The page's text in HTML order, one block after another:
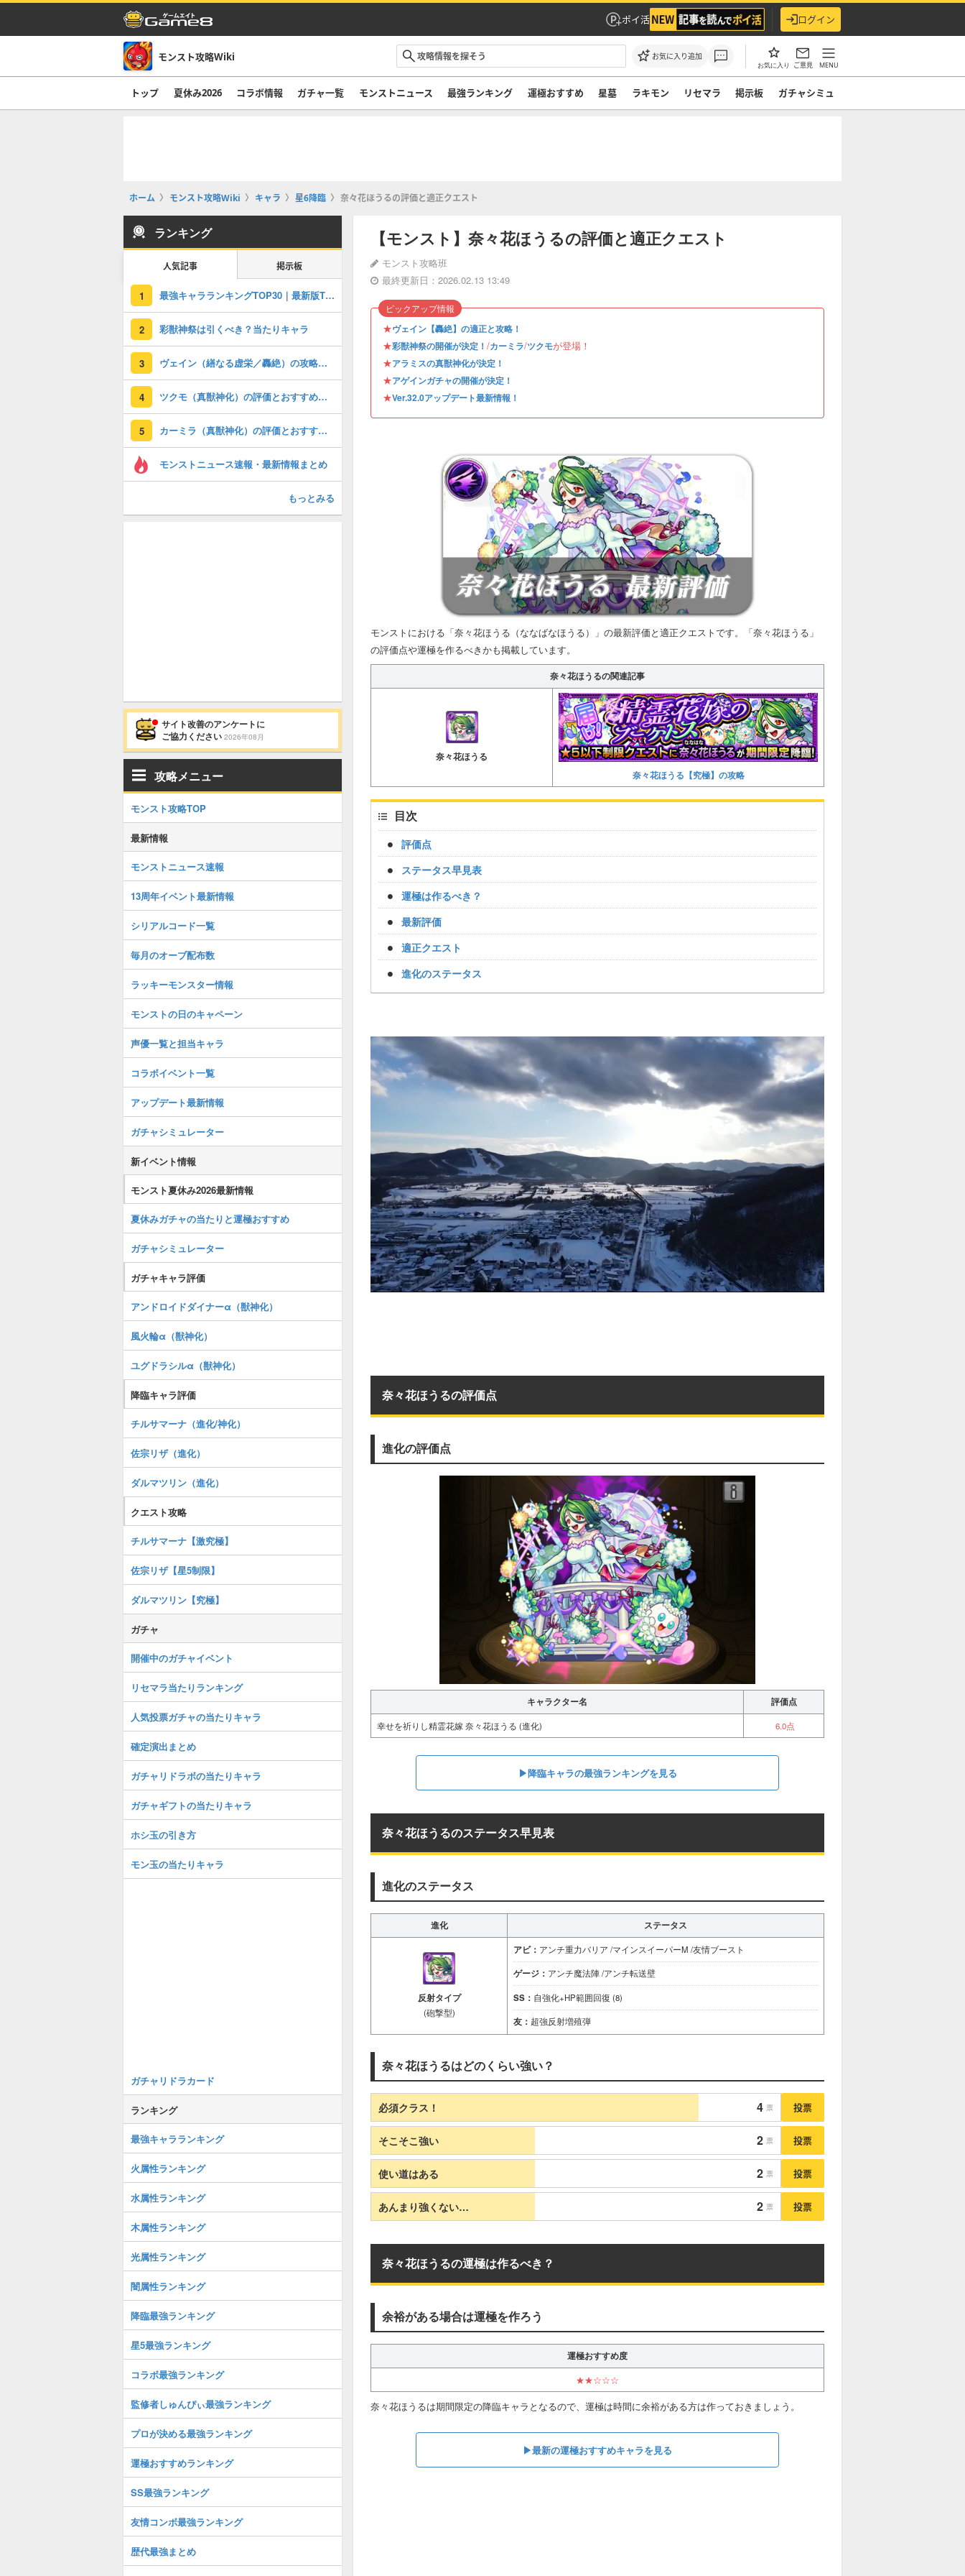
ポイ活 ログイン
モンスト攻略Wiki お気に入り追加
お気に入り ご意見 MENU
トップ 夏休み2026 コラボ情報 ガチャ一覧 モンストニュース 最強ランキング 運極おすすめ 星墓 ラキモン リセマラ 掲示板 ガチャシミュ
ホーム モンスト攻略Wiki キャラ 星6降臨 奈々花ほうるの評価と適正クエスト
【モンスト】奈々花ほうるの評価と適正クエスト
モンスト攻略班
最終更新日：2026.02.13 13:49
★ヴェイン【轟絶】の適正と攻略！
★彩獣神祭の開催が決定！ /カーミラ/ツクモが登場！
★アラミスの真獣神化が決定！
★アゲインガチャの開催が決定！
★Ver.32.0アップデート最新情報！
ピックアップ情報
モンストにおける「奈々花ほうる（ななばなほうる）」の最新評価と適正クエストです。「奈々花ほうる」
の評価点や運極を作るべきかも掲載しています。
奈々花ほうるの関連記事
奈々花ほうる
奈々花ほうる【究極】の攻略
目次
評価点
ステータス早見表
運極は作るべき？
最新評価
適正クエスト
進化のステータス
奈々花ほうるの評価点
進化の評価点
キャラクター名 評価点
幸せを祈りし精霊花嫁 奈々花ほうる (進化) 6.0点
▶︎︎降臨キャラの最強ランキングを見る
奈々花ほうるのステータス早見表
進化のステータス
進化 ステータス
反射タイプ
(砲撃型)
アビ： アンチ重力バリア /マインスイーパーM /友情ブースト
ゲージ： アンチ魔法陣 /アンチ転送壁
SS： 自強化+HP範囲回復 (8)
友： 超強反射増殖弾
奈々花ほうるはどのくらい強い？
必須クラス！ 4 票 投票
そこそこ強い 2 票 投票
使い道はある 2 票 投票
あんまり強くない… 2 票 投票
奈々花ほうるの運極は作るべき？
余裕がある場合は運極を作ろう
運極おすすめ度
★★☆☆☆
奈々花ほうるは期間限定の降臨キャラとなるので、運極は時間に余裕がある方は作っておきましょう。
▶︎最新の運極おすすめキャラを見る
ランキング
人気記事 掲示板
1 最強キャラランキングTOP30｜最新版Tier
2 彩獣神祭は引くべき？当たりキャラ
3 ヴェイン（繕なる虚栄／轟絶）の攻略と適正
4 ツクモ（真獣神化）の評価とおすすめのわくわくの実
5 カーミラ（真獣神化）の評価とおすすめのわくわくの実
モンストニュース速報・最新情報まとめ
もっとみる
サイト改善のアンケートに
ご協力ください 2026年08月
攻略メニュー
モンスト攻略TOP
最新情報
モンストニュース速報
13周年イベント最新情報
シリアルコード一覧
毎月のオーブ配布数
ラッキーモンスター情報
モンストの日のキャペーン
声優一覧と担当キャラ
コラボイベント一覧
アップデート最新情報
ガチャシミュレーター
新イベント情報
モンスト夏休み2026最新情報
夏休みガチャの当たりと運極おすすめ
ガチャシミュレーター
ガチャキャラ評価
アンドロイドダイナーα（獣神化）
風火輪α（獣神化）
ユグドラシルα（獣神化）
降臨キャラ評価
チルサマーナ（進化/神化）
佐宗リザ（進化）
ダルマツリン（進化）
クエスト攻略
チルサマーナ【激究極】
佐宗リザ【星5制限】
ダルマツリン【究極】
ガチャ
開催中のガチャイベント
リセマラ当たりランキング
人気投票ガチャの当たりキャラ
確定演出まとめ
ガチャリドラボの当たりキャラ
ガチャギフトの当たりキャラ
ホシ玉の引き方
モン玉の当たりキャラ
ガチャリドラカード
ランキング
最強キャラランキング
火属性ランキング
水属性ランキング
木属性ランキング
光属性ランキング
闇属性ランキング
降臨最強ランキング
星5最強ランキング
コラボ最強ランキング
監修者しゅんぴぃ最強ランキング
プロが決める最強ランキング
運極おすすめランキング
SS最強ランキング
友情コンボ最強ランキング
歴代最強まとめ